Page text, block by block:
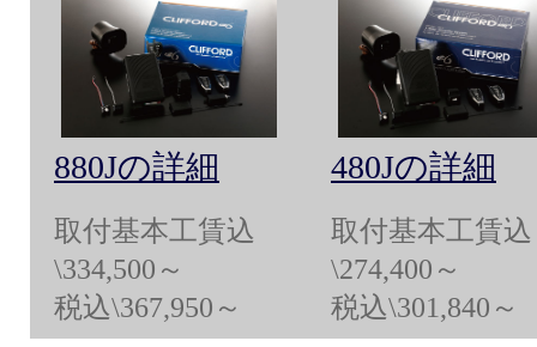
880Jの詳細
取付基本工賃込
\334,500～
税込\367,950～
480Jの詳細
取付基本工賃込
\274,400～
税込\301,840～